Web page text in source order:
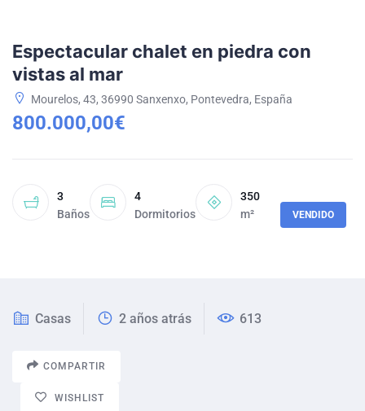
Espectacular chalet en piedra con
vistas al mar
Mourelos, 43, 36990 Sanxenxo, Pontevedra, España
800.000,00€
3
Baños
4
Dormitorios
350
m²
VENDIDO
Casas 2 años atrás 613
COMPARTIR
WISHLIST